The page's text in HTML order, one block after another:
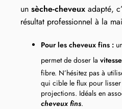
un sèche-cheveux adapté,
résultat professionnel à la
Pour les cheveux fins :
permet de doser la vitesse
fibre. N’hésitez pas à
qui cible le flux pour lisser
projections. Idéals en
cheveux fins.